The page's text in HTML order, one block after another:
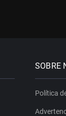
SOBRE
Política